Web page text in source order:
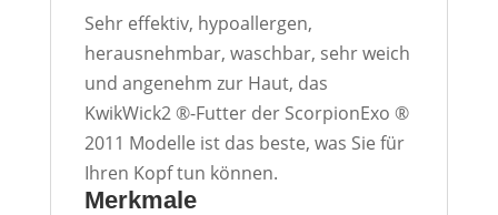
Sehr effektiv, hypoallergen,
herausnehmbar, waschbar, sehr weich
und angenehm zur Haut, das
KwikWick2 ®-Futter der ScorpionExo ®
2011 Modelle ist das beste, was Sie für
Ihren Kopf tun können.
Merkmale